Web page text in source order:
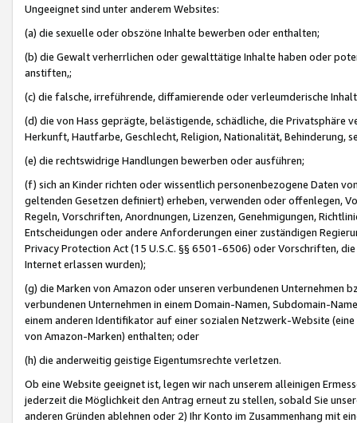
Ungeeignet sind unter anderem Websites:
(a) die sexuelle oder obszöne Inhalte bewerben oder enthalten;
(b) die Gewalt verherrlichen oder gewalttätige Inhalte haben oder
anstiften,;
(c) die falsche, irreführende, diffamierende oder verleumderische
(d) die von Hass geprägte, belästigende, schädliche, die Privatsphäre
Herkunft, Hautfarbe, Geschlecht, Religion, Nationalität, Behinderung,
(e) die rechtswidrige Handlungen bewerben oder ausführen;
(f) sich an Kinder richten oder wissentlich personenbezogene Daten
geltenden Gesetzen definiert) erheben, verwenden oder offenlegen,
Regeln, Vorschriften, Anordnungen, Lizenzen, Genehmigungen,
Entscheidungen oder andere Anforderungen einer zuständigen
Privacy Protection Act (15 U.S.C. §§ 6501-6506) oder Vorschriften,
Internet erlassen wurden);
(g) die Marken von Amazon oder unseren verbundenen Unternehmen
verbundenen Unternehmen in einem Domain-Namen, Subdomain-
einem anderen Identifikator auf einer sozialen Netzwerk-Website
von Amazon-Marken) enthalten; oder
(h) die anderweitig geistige Eigentumsrechte verletzen.
Ob eine Website geeignet ist, legen wir nach unserem alleinigen
jederzeit die Möglichkeit den Antrag erneut zu stellen, sobald Sie
anderen Gründen ablehnen oder 2) Ihr Konto im Zusammenhang mit